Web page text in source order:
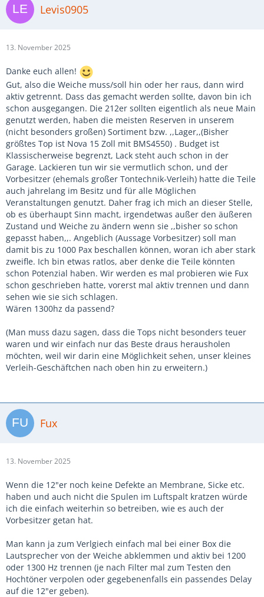
Levis0905
13. November 2025
Danke euch allen!
Gut, also die Weiche muss/soll hin oder her raus, dann wird
aktiv getrennt. Dass das gemacht werden sollte, davon bin ich
schon ausgegangen. Die 212er sollten eigentlich als neue Main
genutzt werden, haben die meisten Reserven in unserem
(nicht besonders großen) Sortiment bzw. ,,Lager,,(Bisher
größtes Top ist Nova 15 Zoll mit BMS4550) . Budget ist
Klassischerweise begrenzt, Lack steht auch schon in der
Garage. Lackieren tun wir sie vermutlich schon, und der
Vorbesitzer (ehemals großer Tontechnik-Verleih) hatte die Teile
auch jahrelang im Besitz und für alle Möglichen
Veranstaltungen genutzt. Daher frag ich mich an dieser Stelle,
ob es überhaupt Sinn macht, irgendetwas außer den äußeren
Zustand und Weiche zu ändern wenn sie ,,bisher so schon
gepasst haben,,. Angeblich (Aussage Vorbesitzer) soll man
damit bis zu 1000 Pax beschallen können, woran ich aber stark
zweifle. Ich bin etwas ratlos, aber denke die Teile könnten
schon Potenzial haben. Wir werden es mal probieren wie Fux
schon geschrieben hatte, vorerst mal aktiv trennen und dann
sehen wie sie sich schlagen.
Wären 1300hz da passend?
(Man muss dazu sagen, dass die Tops nicht besonders teuer
waren und wir einfach nur das Beste draus herausholen
möchten, weil wir darin eine Möglichkeit sehen, unser kleines
Verleih-Geschäftchen nach oben hin zu erweitern.)
Fux
13. November 2025
Wenn die 12"er noch keine Defekte an Membrane, Sicke etc.
haben und auch nicht die Spulen im Luftspalt kratzen würde
ich die einfach weiterhin so betreiben, wie es auch der
Vorbesitzer getan hat.
Man kann ja zum Verlgiech einfach mal bei einer Box die
Lautsprecher von der Weiche abklemmen und aktiv bei 1200
oder 1300 Hz trennen (je nach Filter mal zum Testen den
Hochtöner verpolen oder gegebenenfalls ein passendes Delay
auf die 12"er geben).